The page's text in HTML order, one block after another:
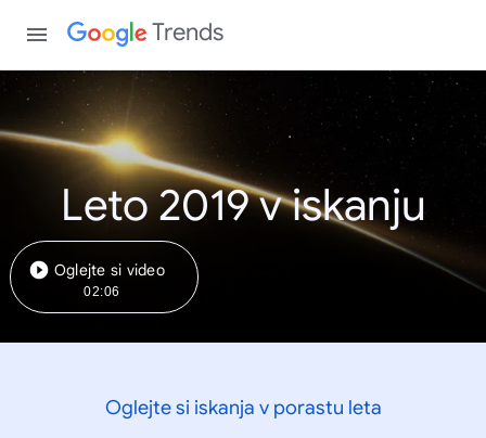
Trends
Leto 2019 v iskanju
Oglejte si video
02:06
Oglejte si iskanja v porastu leta